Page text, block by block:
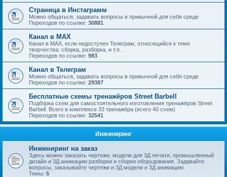
Страница в Инстаграмм
Можно общаться, задавать вопросы в привычной для себя среде
Переходов по ссылке: 30881
Канал в MAX
Канал в MAX, если недоступен Телеграм, относящийся к теме
творчества: сборка, разборка, и т.п.
Переходов по ссылке: 983
Канал в Телеграм
Можно общаться, задавать вопросы в привычной для себя среде
Переходов по ссылке: 29387
Бесплатные схемы тренажёров Street Barbell
Подборка схем для самостоятельного изготовления тренажёров Street
Barbell. Всего в комплексе 33 тренажёра (всего 40 схем)
Переходов по ссылке: 32541
Инжиниринг
Инжиниринг на заказ
Здесь можно заказать чертежи, модели для 3Д печати, промышленный
дизайн и 3Д анимацию разборки и сборки оборудования. Задавайте
вопросы, заказывайте чертежи и 3Д модели и 3Д анимацию.
Темы: 5